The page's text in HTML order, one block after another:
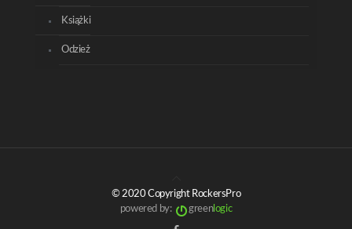
Książki
Odzież
© 2020 Copyright RockersPro
powered by:
greenlogic